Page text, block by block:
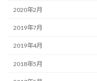
2020年2月
2019年7月
2019年4月
2018年5月